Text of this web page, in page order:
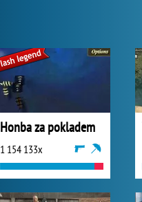
Honba za pokladem
1 154 133x